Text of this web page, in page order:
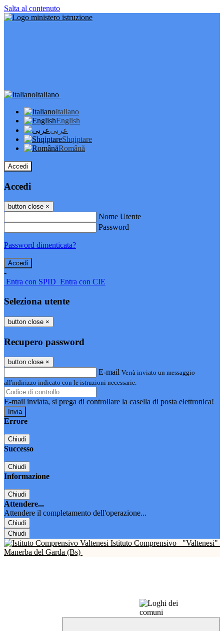
Salta al contenuto
Italiano
Italiano
English
عربى
Shqiptare
Română
Accedi
Accedi
button close ×
Nome Utente
Password
Password dimenticata?
-
Entra con SPID Entra con CIE
Seleziona utente
button close ×
Recupero password
button close ×
E-mail Verrà inviato un messaggio
all'indirizzo indicato con le istruzioni necessarie.
E-mail inviata, si prega di controllare la casella di posta elettronica!
Errore
Chiudi
Successo
Chiudi
Informazione
Chiudi
Attendere...
Attendere il completamento dell'operazione...
Chiudi
Chiudi
Istituto Comprensivo
"Valtenesi"
Manerba del Garda (Bs)